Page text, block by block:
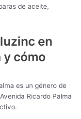
de aceite,
en
y cómo
es un género de
Ricardo Palma